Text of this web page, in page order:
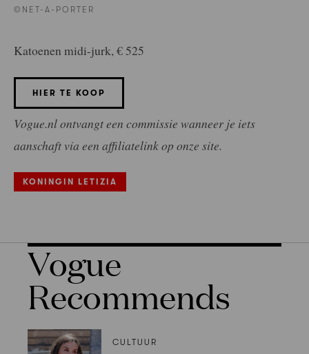
©NET-A-PORTER
Katoenen midi-jurk, € 525
HIER TE KOOP
Vogue.nl ontvangt een commissie wanneer je iets
aanschaft via een affiliatelink op onze site.
KONINGIN LETIZIA
Vogue
Recommends
CULTUUR